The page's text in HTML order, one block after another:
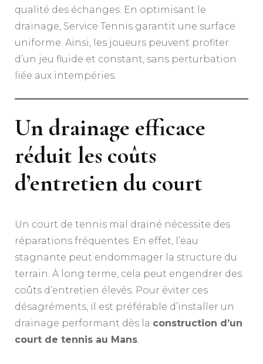
qualité des échanges. En optimisant le
drainage, Service Tennis garantit une surface
uniforme. Ainsi, les joueurs peuvent profiter
d’un jeu fluide et constant, sans perturbation
liée aux intempéries.
Un drainage efficace
réduit les coûts
d’entretien du court
Un court de tennis mal drainé nécessite des
réparations fréquentes. En effet, l’eau
stagnante peut endommager la structure du
terrain. À long terme, cela peut engendrer des
coûts d’entretien élevés. Pour éviter ces
désagréments, il est préférable d’installer un
drainage performant dès la construction d’un
court de tennis au Mans.